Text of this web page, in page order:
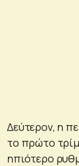
Δεύτερον, η
το πρώτο
ηπιότερο